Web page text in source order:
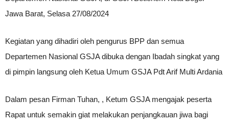
Jawa Barat, Selasa 27/08/2024
Kegiatan yang dihadiri oleh pengurus BPP dan semua
Departemen Nasional GSJA dibuka dengan Ibadah singkat yang
di pimpin langsung oleh Ketua Umum GSJA Pdt Arif Multi Ardania
Dalam pesan Firman Tuhan, , Ketum GSJA mengajak peserta
Rapat untuk semakin giat melakukan penjangkauan jiwa bagi